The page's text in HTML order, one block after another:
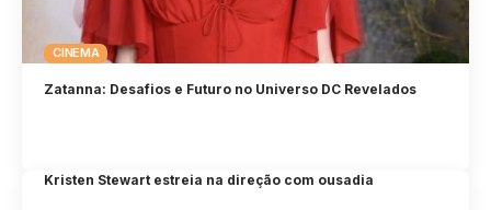
CINEMA
Zatanna: Desafios e Futuro no Universo DC Revelados
Kristen Stewart estreia na direção com ousadia